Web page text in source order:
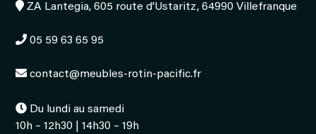
ZA Lantegia, 605 route d'Ustaritz, 64990 Villefranque
05 59 63 65 95
contact@meubles-rotin-pacific.fr
Du lundi au samedi
10h – 12h30 | 14h30 – 19h